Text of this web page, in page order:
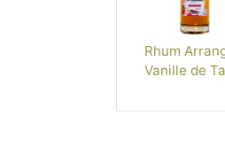
Rhum
Vanille de